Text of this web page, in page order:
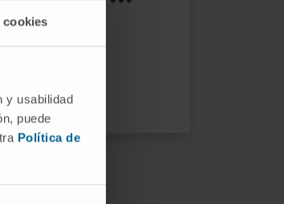
cookies
y usabilidad
puede
Política de